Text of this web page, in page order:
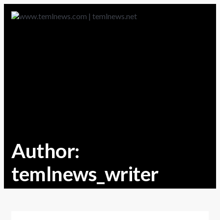
Author:
temlnews_writer